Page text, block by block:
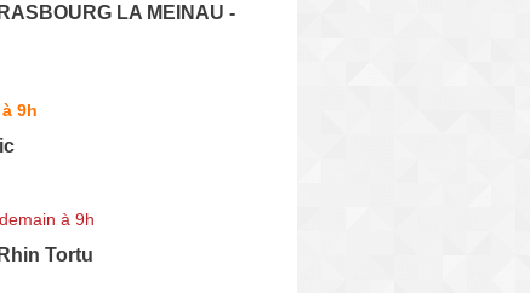
LA MEINAU -
9h
à 9h
Tortu